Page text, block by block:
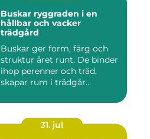
Buskar ryggraden i en
hållbar och vacker
trädgård
Buskar ger form, färg och
struktur året runt. De binder
ihop perenner och träd,
skapar rum i trädgår...
31. jul